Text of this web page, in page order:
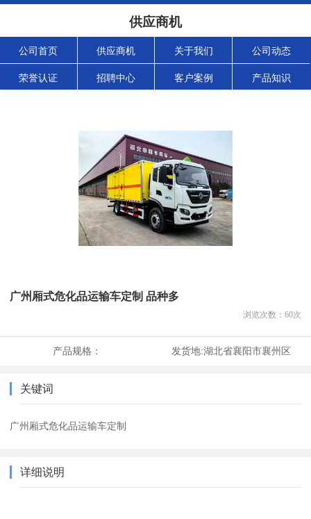
供应商机
公司首页 供应商机 关于我们 公司动态
荣誉认证 招聘中心 客户案例 产品知识
广州厢式危化品运输车定制 品种多
浏览次数： 60次
产品规格： 发货地:湖北省襄阳市襄州区
关键词
广州厢式危化品运输车定制
详细说明